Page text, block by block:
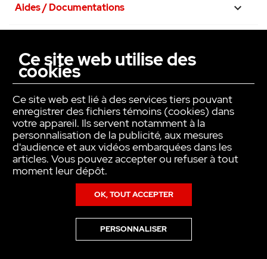
Aides / Documentations 
La confiance avant tout
Ce site web utilise des
cookies
Ce site web est lié à des services tiers pouvant
enregistrer des fichiers témoins (cookies) dans
votre appareil. Ils servent notamment à la
personnalisation de la publicité, aux mesures
d'audience et aux vidéos embarquées dans les
articles. Vous pouvez accepter ou refuser à tout
moment leur dépôt.
OK, TOUT ACCEPTER
PERSONNALISER
Pour en savoir plus sur notre politique en matière de cookies,consultez